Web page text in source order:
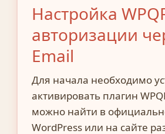
Настройка
авторизации
Email
Для начала необходимо
активировать плагин
можно найти в
WordPress или на сайте